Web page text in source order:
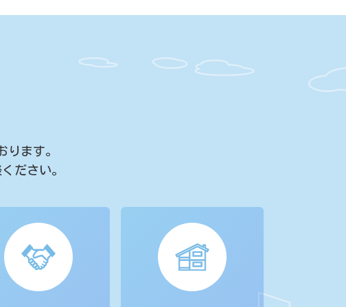
ります。
ださい。